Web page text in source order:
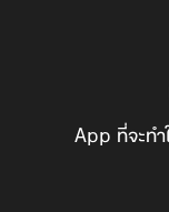
App ที่จะท